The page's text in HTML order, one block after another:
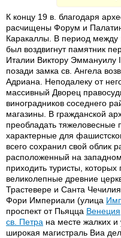
К концу 19 в. благодаря
расчищены Форум и
Каракаллы. В период между
был воздвигнут памятник
Италии Виктору Эммануилу
позади замка св. Ангела
Адриана. Неподалеку от
массивный Дворец
виноградников соседнего
магазины. В гражданской
преобладать
характерные для
всего сохранил свой облик
расположенный на
приходить туристы,
великолепные древние
Трастевере и Санта
Фори Империали (улица
проспект от Пьяцца Венеция
св. Петра на месте жалких и
широкая магистраль Виа